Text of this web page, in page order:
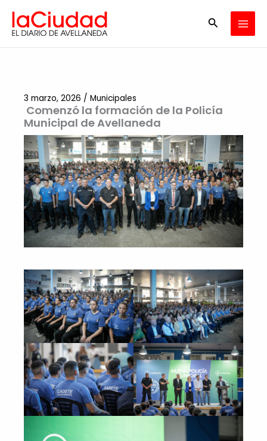
contenido
Buscar
Comenzó la formación de la Policía
Municipal de Avellaneda
3 marzo, 2026 / Municipales